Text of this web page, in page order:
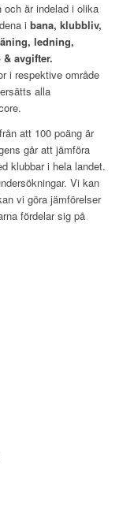
är indelad i olika
i bana, klubbliv,
ledning,
avgifter.
i respektive område
alla
att 100 poäng är
går att jämföra
klubbar i hela landet.
Vi kan
vi göra jämförelser
fördelar sig på